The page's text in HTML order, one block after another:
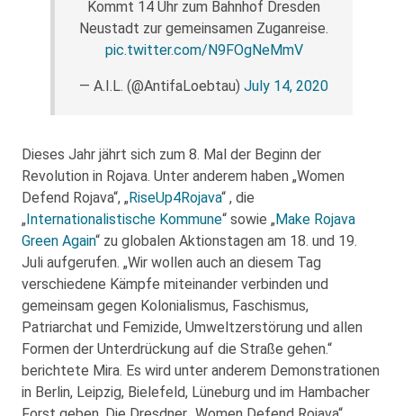
Kommt 14 Uhr zum Bahnhof Dresden
Neustadt zur gemeinsamen Zuganreise.
pic.twitter.com/N9FOgNeMmV
— A.I.L. (@AntifaLoebtau) July 14, 2020
Dieses Jahr jährt sich zum 8. Mal der Beginn der
Revolution in Rojava. Unter anderem haben „Women
Defend Rojava“, „RiseUp4Rojava“ , die
„Internationalistische Kommune“ sowie „Make Rojava
Green Again“ zu globalen Aktionstagen am 18. und 19.
Juli aufgerufen. „Wir wollen auch an diesem Tag
verschiedene Kämpfe miteinander verbinden und
gemeinsam gegen Kolonialismus, Faschismus,
Patriarchat und Femizide, Umweltzerstörung und allen
Formen der Unterdrückung auf die Straße gehen.“
berichtete Mira. Es wird unter anderem Demonstrationen
in Berlin, Leipzig, Bielefeld, Lüneburg und im Hambacher